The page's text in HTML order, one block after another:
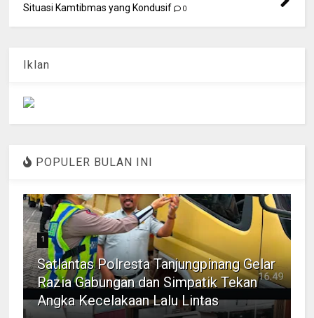
Situasi Kamtibmas yang Kondusif
0
Iklan
POPULER BULAN INI
1
Satlantas Polresta Tanjungpinang Gelar
Razia Gabungan dan Simpatik Tekan
Angka Kecelakaan Lalu Lintas